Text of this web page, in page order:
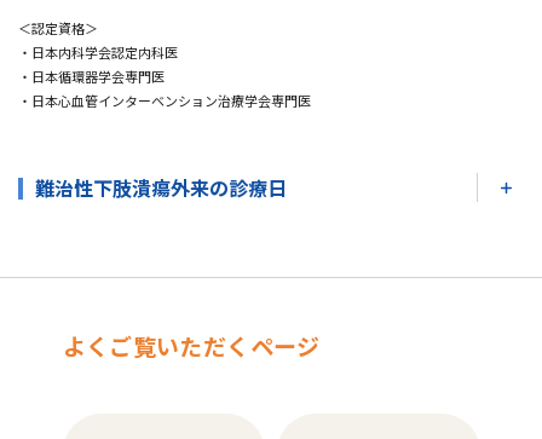
＜認定資格＞
・日本内科学会認定内科医
・日本循環器学会専門医
・日本心血管インターベンション治療学会専門医
難治性下肢潰瘍外来の診療日
よくご覧いただくページ